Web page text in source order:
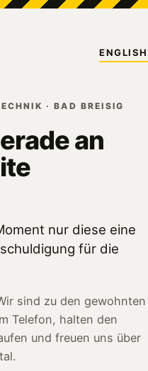
ENGLISH
· BAD BREISIG
an
nur diese eine
für die
sind zu den gewohnten
Telefon, halten den
und freuen uns über